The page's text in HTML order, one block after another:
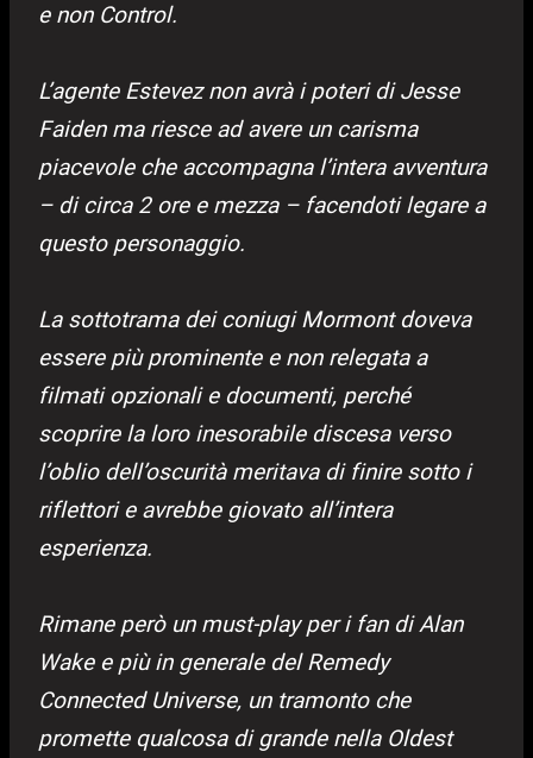
e non Control.
L’agente Estevez non avrà i poteri di Jesse
Faiden ma riesce ad avere un carisma
piacevole che accompagna l’intera avventura
– di circa 2 ore e mezza – facendoti legare a
questo personaggio.
La sottotrama dei coniugi Mormont doveva
essere più prominente e non relegata a
filmati opzionali e documenti, perché
scoprire la loro inesorabile discesa verso
l’oblio dell’oscurità meritava di finire sotto i
riflettori e avrebbe giovato all’intera
esperienza.
Rimane però un must-play per i fan di Alan
Wake e più in generale del Remedy
Connected Universe, un tramonto che
promette qualcosa di grande nella Oldest